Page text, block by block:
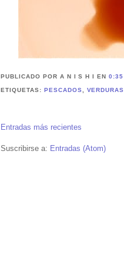
PUBLICADO POR A N I S H IEN0:35
ETIQUETAS: PESCADOS VERDURAS
Entradas más recientes
Suscribirse a: Entradas (Atom)